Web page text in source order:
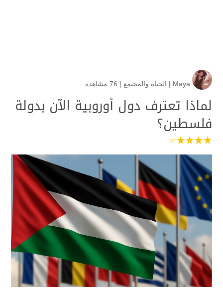
Maya
| الحياة والمجتمع | 76 مشاهدة
لماذا تعترف دول أوروبية الآن بدولة
فلسطين؟